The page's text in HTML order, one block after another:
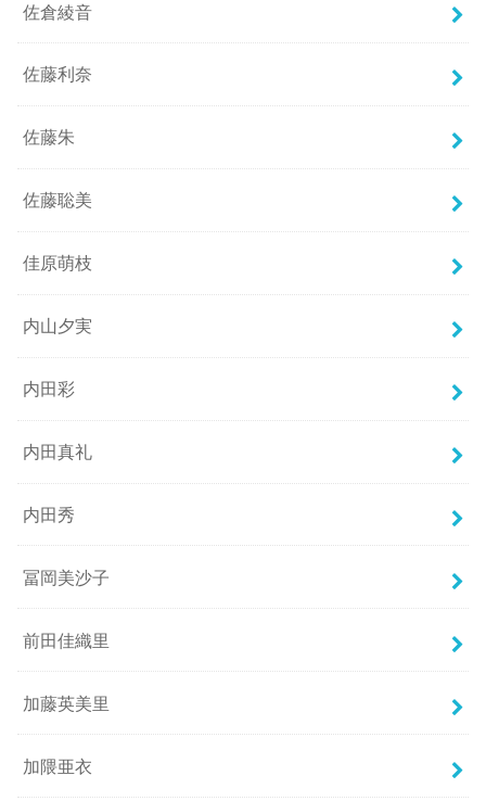
佐倉綾音
佐藤利奈
佐藤朱
佐藤聡美
佳原萌枝
内山夕実
内田彩
内田真礼
内田秀
冨岡美沙子
前田佳織里
加藤英美里
加隈亜衣